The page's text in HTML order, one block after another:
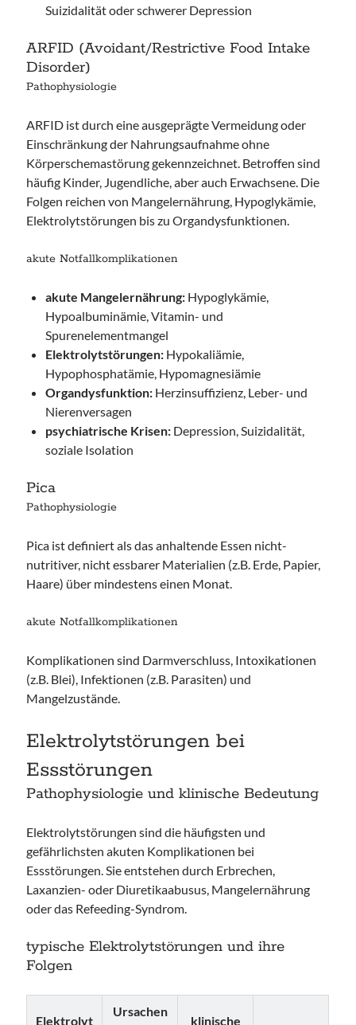
Suizidalität oder schwerer Depression
ARFID (Avoidant/Restrictive Food Intake
Disorder)
Pathophysiologie
ARFID ist durch eine ausgeprägte Vermeidung oder
Einschränkung der Nahrungsaufnahme ohne
Körperschemastörung gekennzeichnet. Betroffen sind
häufig Kinder, Jugendliche, aber auch Erwachsene. Die
Folgen reichen von Mangelernährung, Hypoglykämie,
Elektrolytstörungen bis zu Organdysfunktionen.
akute Notfallkomplikationen
akute Mangelernährung: Hypoglykämie,
Hypoalbuminämie, Vitamin- und
Spurenelementmangel
Elektrolytstörungen: Hypokaliämie,
Hypophosphatämie, Hypomagnesiämie
Organdysfunktion: Herzinsuffizienz, Leber- und
Nierenversagen
psychiatrische Krisen: Depression, Suizidalität,
soziale Isolation
Pica
Pathophysiologie
Pica ist definiert als das anhaltende Essen nicht-
nutritiver, nicht essbarer Materialien (z.B. Erde, Papier,
Haare) über mindestens einen Monat.
akute Notfallkomplikationen
Komplikationen sind Darmverschluss, Intoxikationen
(z.B. Blei), Infektionen (z.B. Parasiten) und
Mangelzustände.
Elektrolytstörungen bei
Essstörungen
Pathophysiologie und klinische Bedeutung
Elektrolytstörungen sind die häufigsten und
gefährlichsten akuten Komplikationen bei
Essstörungen. Sie entstehen durch Erbrechen,
Laxanzien- oder Diuretikaabusus, Mangelernährung
oder das Refeeding-Syndrom.
typische Elektrolytstörungen und ihre
Folgen
Elektrolyt
Ursachen
klinische